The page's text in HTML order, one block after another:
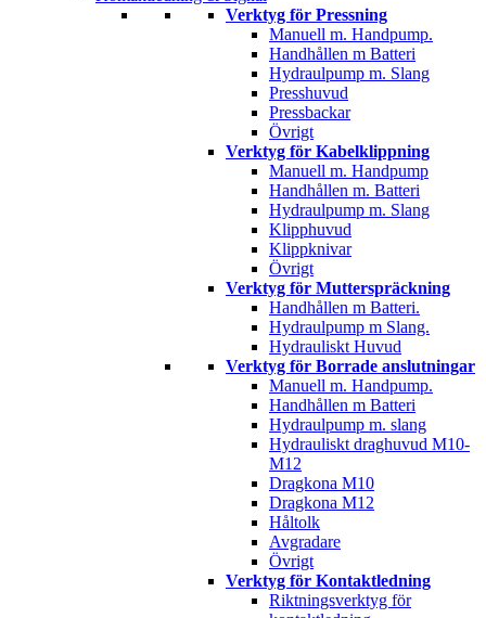
Verktyg för Pressning
Manuell m. Handpump.
Handhållen m Batteri
Hydraulpump m. Slang
Presshuvud
Pressbackar
Övrigt
Verktyg för Kabelklippning
Manuell m. Handpump
Handhållen m. Batteri
Hydraulpump m. Slang
Klipphuvud
Klippknivar
Övrigt
Verktyg för Mutterspräckning
Handhållen m Batteri.
Hydraulpump m Slang.
Hydrauliskt Huvud
Verktyg för Borrade anslutningar
Manuell m. Handpump.
Handhållen m Batteri
Hydraulpump m. slang
Hydrauliskt draghuvud M10-
M12
Dragkona M10
Dragkona M12
Håltolk
Avgradare
Övrigt
Verktyg för Kontaktledning
Riktningsverktyg för